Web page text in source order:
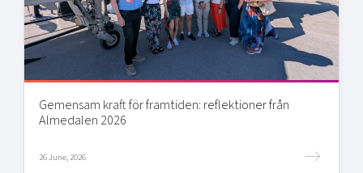
Gemensam kraft för framtiden: reflektioner från
Almedalen 2026
26 June, 2026